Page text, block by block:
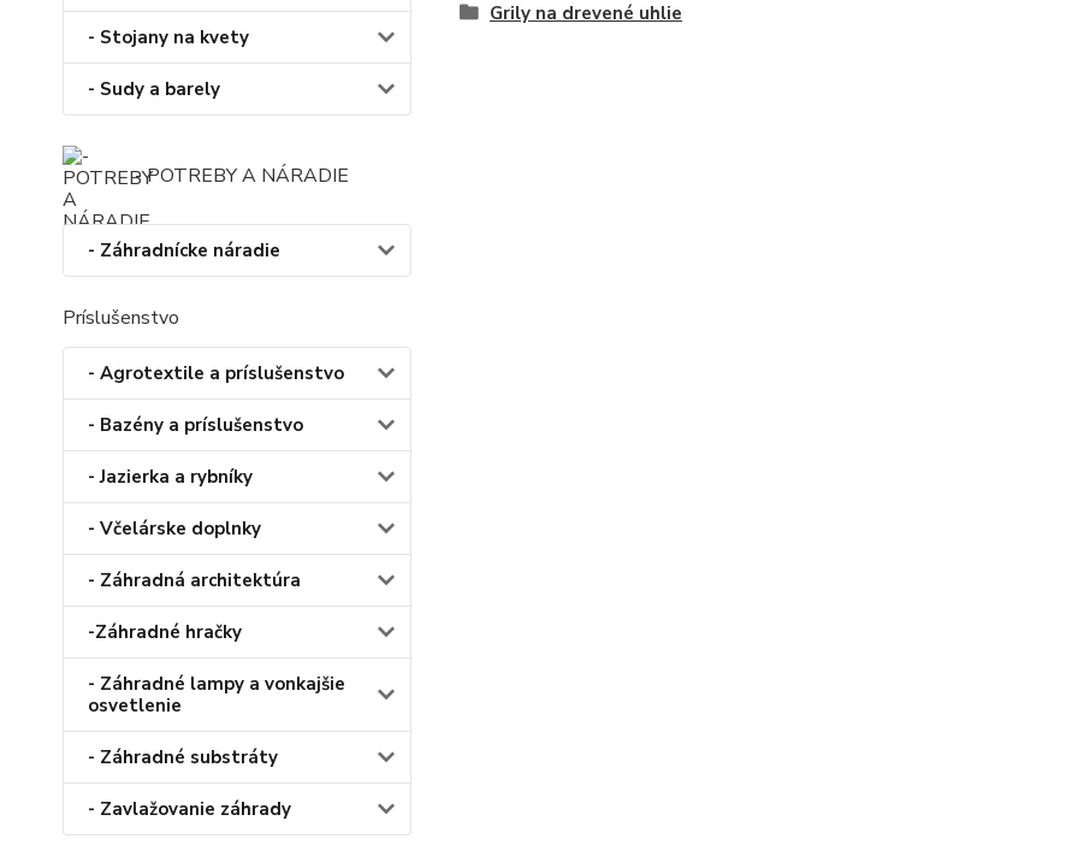
- Stojany na kvety
- Sudy a barely
- POTREBY A NÁRADIE
- Záhradnícke náradie
Príslušenstvo
- Agrotextile a príslušenstvo
- Bazény a príslušenstvo
- Jazierka a rybníky
- Včelárske doplnky
- Záhradná architektúra
-Záhradné hračky
- Záhradné lampy a vonkajšie
osvetlenie
- Záhradné substráty
- Zavlažovanie záhrady
Grily na drevené uhlie